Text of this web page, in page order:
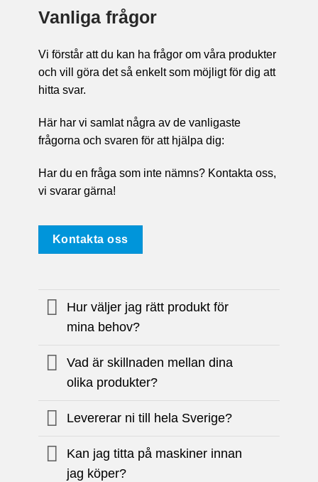
Vanliga frågor
Vi förstår att du kan ha frågor om våra produkter
och vill göra det så enkelt som möjligt för dig att
hitta svar.
Här har vi samlat några av de vanligaste
frågorna och svaren för att hjälpa dig:
Har du en fråga som inte nämns? Kontakta oss,
vi svarar gärna!
Kontakta oss
Hur väljer jag rätt produkt för
mina behov?
Vad är skillnaden mellan dina
olika produkter?
Levererar ni till hela Sverige?
Kan jag titta på maskiner innan
jag köper?